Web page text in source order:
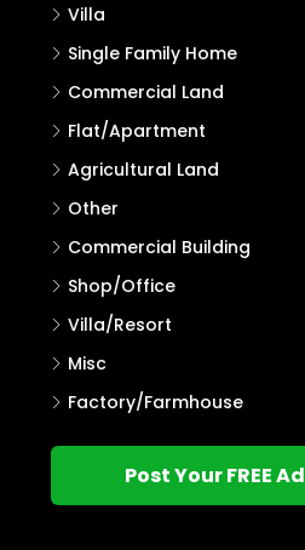
Villa
Single Family Home
Commercial Land
Flat/Apartment
Agricultural Land
Other
Commercial Building
Shop/Office
Villa/Resort
Misc
Factory/Farmhouse
Post Your FREE Ad